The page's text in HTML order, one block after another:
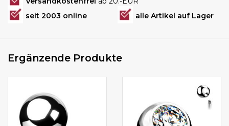
seit 2003 online
alle Artikel auf Lager
Ergänzende Produkte